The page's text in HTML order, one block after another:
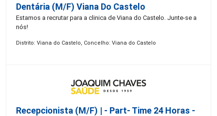
Dentária (M/F) Viana Do Castelo
Estamos a recrutar para a clinica de Viana do Castelo. Junte-se a
nós!
Distrito: Viana do Castelo, Concelho: Viana do Castelo
Recepcionista (M/F) | - Part- Time 24 Horas -